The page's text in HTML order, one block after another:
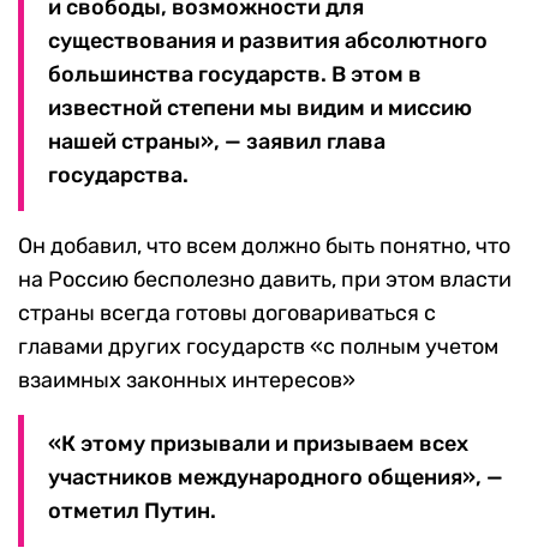
и свободы, возможности для
существования и развития абсолютного
большинства государств. В этом в
известной степени мы видим и миссию
нашей страны», — заявил глава
государства.
Он добавил, что всем должно быть понятно, что
на Россию бесполезно давить, при этом власти
страны всегда готовы договариваться с
главами других государств «с полным учетом
взаимных законных интересов»
«К этому призывали и призываем всех
участников международного общения», —
отметил Путин.